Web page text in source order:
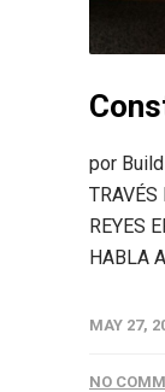
por
TRAVÉS
REYES
HABLA
MAY 27,
NO